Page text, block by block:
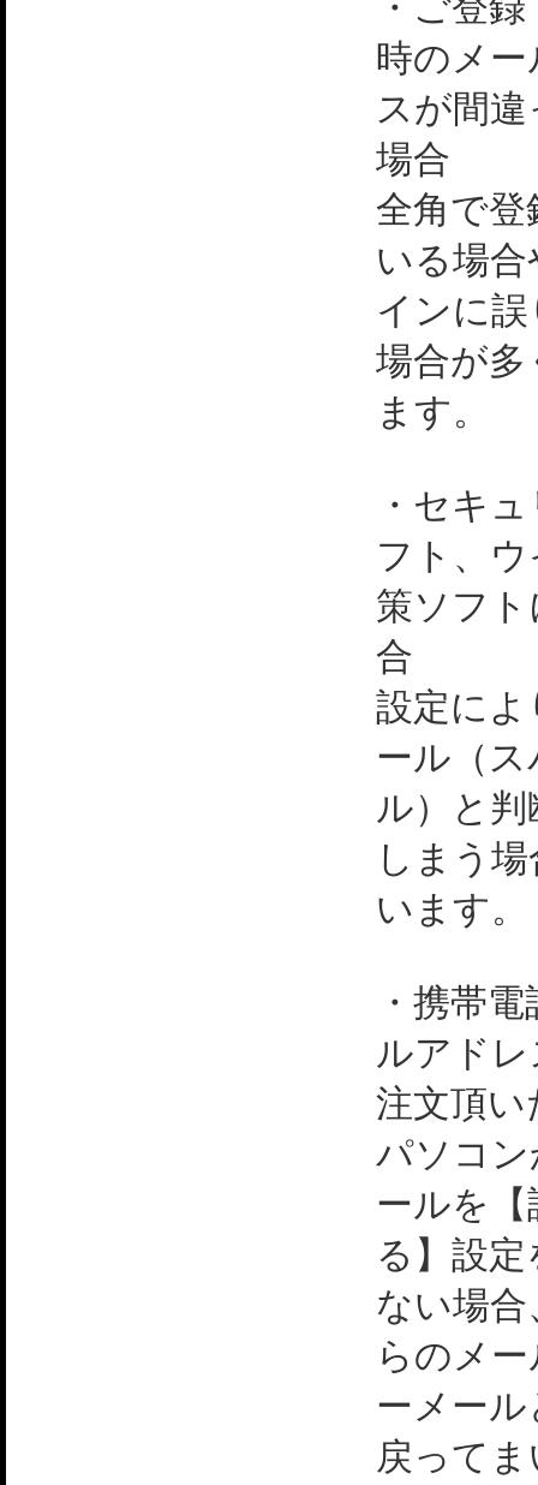
時のメ
スが間
場合
全角で
いる場
インに
場合が
ます。
・セキ
フト、
策ソフ
合
設定に
ール（
ル）と
しまう
います。
・携帯
ルアド
注文頂い
パソコ
ールを【
る】設
ない場
らのメ
ーメー
戻って